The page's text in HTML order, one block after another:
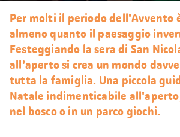
Per molti il periodo dell'Avvento
almeno quanto il paesaggio
Festeggiando la sera di San
all'aperto si crea un mondo
tutta la famiglia. Una piccola
Natale indimenticabile
nel bosco o in un parco giochi.